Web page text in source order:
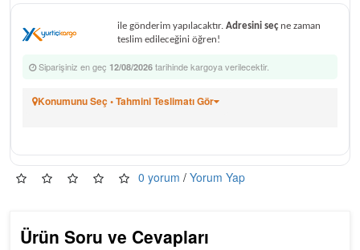
ile gönderim yapılacaktır. Adresini seçne zaman
teslim edileceğini öğren!
Siparişiniz en geç 12/08/2026 tarihinde kargoya verilecektir.
Konumunu Seç • Tahmini Teslimatı Gör
0 yorum / Yorum Yap
Ürün Soru ve Cevapları